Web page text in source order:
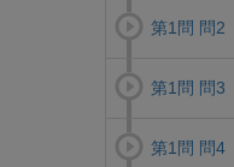
第1問 問2
第1問 問3
第1問 問4